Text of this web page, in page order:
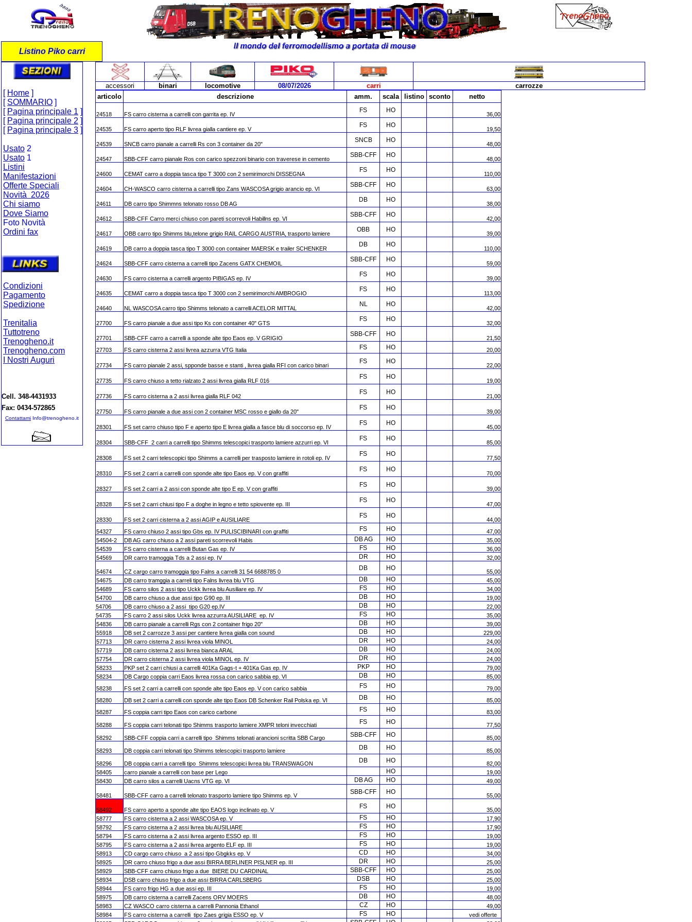
Listino Piko carri
[ Home ]
[ SOMMARIO ]
[ Pagina principale 1 ]
[ Pagina principale 2 ]
[ Pagina principale 3 ]
Usato 2
Usato 1
Listini
Manifestazioni
Offerte Speciali
Novità 2026
Chi siamo
Dove Siamo
Foto Novità
Ordini fax
Condizioni
Pagamento
Spedizione
Trenitalia
Tuttotreno
Trenogheno.it
Trenogheno.com
I Nostri Auguri
Cell. 348-4431933
Fax: 0434-572865
Contattami Info@trenogheno.it
accessori binari locomotive 08/07/2026 carri
carrozze
articolo
descrizione amm. scala listino sconto netto
24518 FS carro cisterna a carrelli con garrita ep. IV
FS HO
36,00
24535 FS carro aperto tipo RLF livrea gialla cantiere ep. V
FS HO
19,50
24539 SNCB carro pianale a carrelli Rs con 3 container da 20"
SNCB HO
48,00
24547 SBB-CFF carro pianale Ros con carico spezzoni binario con traverese in cemento
SBB-CFF HO
48,00
24600 CEMAT carro a doppia tasca tipo T 3000 con 2 semirimorchi DISSEGNA
FS HO
110,00
24604 CH-WASCO carro cisterna a carrelli tipo Zans WASCOSA grigio arancio ep. VI
SBB-CFF HO
63,00
24611 DB carro tipo Shimmns telonato rosso DB AG
DB HO
38,00
24612 SBB-CFF Carro merci chiuso con pareti scorrevoli Habillns ep. VI
SBB-CFF HO
42,00
24617 OBB carro tipo Shimms blu,telone grigio RAIL CARGO AUSTRIA, trasporto lamiere
OBB HO
39,00
24619 DB carro a doppia tasca tipo T 3000 con container MAERSK e trailer SCHENKER
DB HO
110,00
24624 SBB-CFF carro cisterna a carrelli tipo Zacens GATX CHEMOIL
SBB-CFF HO
59,00
24630 FS carro cisterna a carrelli argento PIBIGAS ep. IV
FS HO
39,00
24635 CEMAT carro a doppia tasca tipo T 3000 con 2 semirimorchi AMBROGIO
FS HO
113,00
24640 NL WASCOSA carro tipo Shimms telonato a carrelli ACELOR MITTAL
NL HO
42,00
27700 FS carro pianale a due assi tipo Ks con container 40" GTS
FS HO
32,00
27701 SBB-CFF carro a carrelli a sponde alte tipo Eaos ep. V GRIGIO
SBB-CFF HO
21,50
27703
FS carro cisterna 2 assi livrea azzurra VTG Italia FS HO 20,00
27734 FS carro pianale 2 assi, spponde basse e stanti , livrea gialla RFI con carico binari
FS HO
22,00
27735 FS carro chiuso a tetto rialzato 2 assi livrea gialla RLF 016
FS HO
19,00
27736 FS carro cisterna a 2 assi livrea gialla RLF 042
FS HO
21,00
27750 FS carro pianale a due assi con 2 container MSC rosso e giallo da 20"
FS HO
39,00
28301 FS set carro chiuso tipo F e aperto tipo E livrea gialla a fasce blu di soccorso ep. IV
FS HO
45,00
28304 SBB-CFF 2 carri a carrelli tipo Shimms telescopici trasporto lamiere azzurri ep. VI
FS HO
85,00
28308 FS set 2 carri telescopici tipo Shimms a carrelli per trasposto lamiere in rotoli ep. IV
FS HO
77,50
28310 FS set 2 carri a carrelli con sponde alte tipo Eaos ep. V con graffiti
FS HO
70,00
28327 FS set 2 carri a 2 assi con sponde alte tipo E ep. V con graffiti
FS HO
39,00
28328 FS set 2 carri chiusi tipo F a doghe in legno e tetto spiovente ep. III
FS HO
47,00
28330 FS set 2 carri cisterna a 2 assi AGIP e AUSILIARE
FS HO
44,00
54327
FS carro chiuso 2 assi tipo Gbs ep. IV PULISCIBINARI con graffiti FS HO
47,00
54504-2
DB AG carro chiuso a 2 assi pareti scorrevoli Habis DB AG HO
35,00
54539
FS carro cisterna a carrelli Butan Gas ep. IV FS HO
36,00
54569
DR carro tramoggia Tds a 2 assi ep. IV DR HO 32,00
54674 CZ cargo carro tramoggia tipo Falns a carrelli 31 54 6688785 0 DB HO
55,00
54675
DB carro tramggia a carreli tipo Falns livrea blu VTG DB HO
45,00
54689
FS carro silos 2 assi tipo Uckk livrea blu Ausiliare ep. IV FS HO
34,00
54700
DB carro chiuso a due assi tipo G90 ep. III DB HO
19,00
54706
DB carro chiuso a 2 assi tipo G20 ep.IV DB HO
22,00
54735
FS carro 2 assi silos Uckk livrea azzurra AUSILIARE ep. IV FS HO
35,00
54836
DB carro pianale a carrelli Rgs con 2 container frigo 20" DB HO
39,00
55918
DB set 2 carrozze 3 assi per cantiere livrea gialla con sound DB HO
229,00
57713
DR carro cisterna 2 assi livrea viola MINOL DR HO
24,00
57719
DB carro cisterna 2 assi livrea bianca ARAL DB HO
24,00
57754
DR carro cisterna 2 assi livrea viola MINOL ep. IV DR HO
24,00
58233
PKP set 2 carri chiusi a carrelli 401Ka Gags-t + 401Ka Gas ep. IV PKP HO
79,00
58234
DB Cargo coppia carri Eaos livrea rossa con carico sabbia ep. VI DB HO
85,00
58238
FS set 2 carri a carrelli con sponde alte tipo Eaos ep. V con carico sabbia FS HO
79,00
58280
DB set 2 carri a carrelli con sponde alte tipo Eaos DB Schenker Rail Polska ep. VI DB HO
85,00
58287
FS coppia carri tipo Eaos con carico carbone FS HO 83,00
58288 FS coppia carri telonati tipo Shimms trasporto lamiere XMPR teloni invecchiati FS HO 77,50
58292 SBB-CFF coppia carri a carrelli tipo Shimms telonati arancioni scritta SBB Cargo SBB-CFF HO 85,00
58293 DB coppia carri telonati tipo Shimms telescopici trasporto lamiere DB HO 85,00
58296 DB coppia carri a carrelli tipo Shimms telescopici livrea blu TRANSWAGON DB HO
82,00
58405
carro pianale a carrelli con base per Lego HO
19,00
58430
DB carro silos a carrelli Uacns VTG ep. VI DB AG HO 49,00
58481 SBB-CFF carro a carrelli telonato trasporto lamiere tipo Shimms ep. V SBB-CFF HO 55,00
58492 FS carro aperto a sponde alte tipo EAOS logo inclinato ep. V FS HO
35,00
58777
FS carro cisterna a 2 assi WASCOSA ep. V FS HO
17,90
58792
FS carro cisterna a 2 assi livrea blu AUSILIARE FS HO
17,90
58794
FS carro cisterna a 2 assi livrea argento ESSO ep. III FS HO
19,00
58795
FS carro cisterna a 2 assi livrea argento ELF ep. III FS HO
19,00
58913
CD cargo carro chiuso a 2 assi tipo Gbgkks ep. V CD HO
34,00
58925
DR carro chiuso frigo a due assi BIRRA BERLINER PISLNER ep. III DR HO
25,00
58929
SBB-CFF carro chiuso frigo a due BIERE DU CARDINAL SBB-CFF HO
25,00
58934
DSB carro chiuso frigo a due assi BIRRA CARLSBERG DSB HO
25,00
58944
FS carro frigo HG a due assi ep. III FS HO
19,00
58975
DB carro cisterna a carrelli Zacens ORV MOERS DB HO
48,00
58983
CZ WASCO carro cisterna a carrelli Pannonia Ethanol CZ HO
49,00
58984
FS carro cisterna a carrelli tipo Zaes grigia ESSO ep. V FS HO
vedi offerte